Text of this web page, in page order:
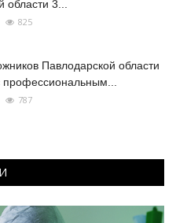
области 3...
825
Павлодарской области
профессиональным...
787